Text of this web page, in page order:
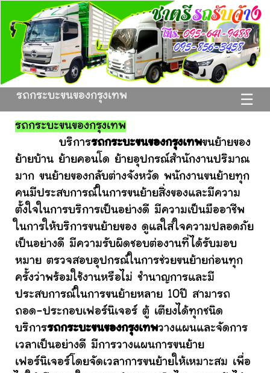
☰
รถกระบะขนของกรุงเทพ
รถกระบะขนของกรุงเทพ
บริการรถกระบะขนของกรุงเทพขนย้ายของ
ย้ายบ้าน ย้ายคอนโด ย้ายอุปกรณ์สำนักงานปริมาณ
มาก ขนย้ายของกลับต่างจังหวัด พนักงานขนย้ายทุก
คนมีประสบการณ์ในการขนย้ายสิ่งของและมีความ
ตั้งใจในการบริการเป็นอย่างดี มีความเป็นมืออาชีพ
ในการให้บริการขนย้ายของ ดูแลใส่ใจความปลอดภัย
เป็นอย่างดี มีความรับผิดชอบต่องานที่ได้รับมอบ
หมาย ตรวจสอบอุปกรณ์ในการช่วยขนย้ายก่อนทุก
ครั้งว่าพร้อมใช้งานหรือไม่ ชำนาญการและมี
ประสบการณ์ในการขนย้ายหลาย 10ปี สามารถ
ถอด-ประกอบเฟอร์นิเจอร์ ตู้ เตียงได้ทุกชนิด
บริการรถกระบะขนของกรุงเทพวางแผนและจัดการ
เวลาเป็นอย่างดี มีการวางแผนการขนย้าย
เฟอร์นิเจอร์โดยจัดเวลาการขนย้ายให้เหมาะสม เพื่อ